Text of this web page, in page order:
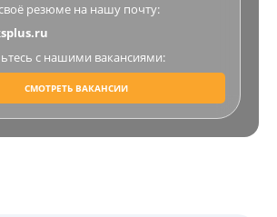
резюме на нашу почту:
с нашими вакансиями:
СМОТРЕТЬ ВАКАНСИИ